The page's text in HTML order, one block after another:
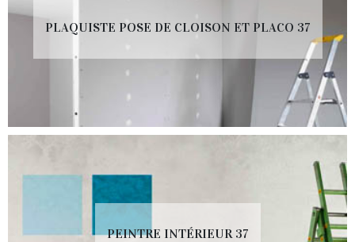
PLAQUISTE POSE DE CLOISON ET PLACO 37
PEINTRE INTÉRIEUR 37